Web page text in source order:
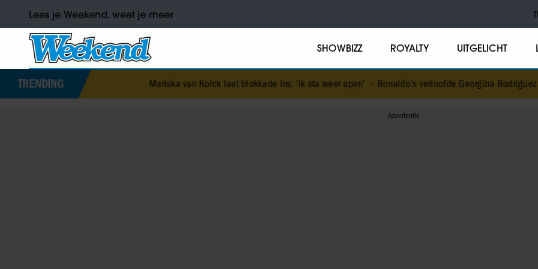
Lees je Weekend, weet je meer
SHOWBIZZ ROYALTY UITGELICHT
TRENDING Mariska van Kolck laat blokkade los: ‘Ik sta weer open’•Ronaldo’s verloofde Georgina Rodríguez is klaar met